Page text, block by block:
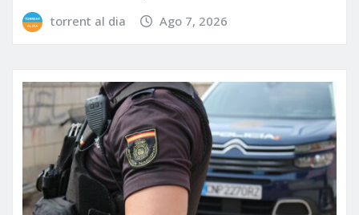
torrent al dia Ago 7, 2026